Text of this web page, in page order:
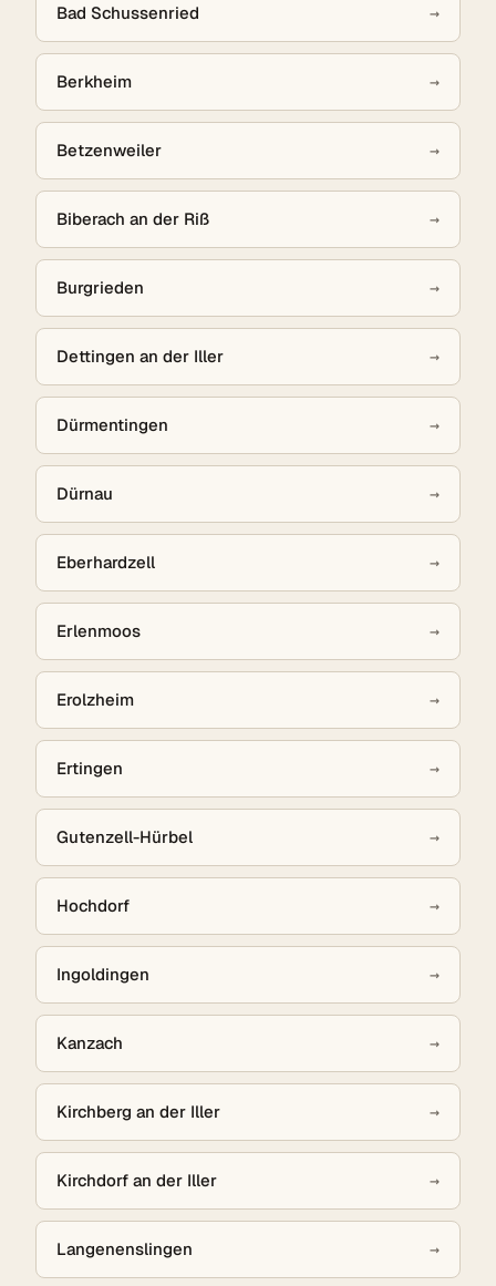
Bad Schussenried →
Berkheim →
Betzenweiler →
Biberach an der Riß →
Burgrieden →
Dettingen an der Iller →
Dürmentingen →
Dürnau →
Eberhardzell →
Erlenmoos →
Erolzheim →
Ertingen →
Gutenzell-Hürbel →
Hochdorf →
Ingoldingen →
Kanzach →
Kirchberg an der Iller →
Kirchdorf an der Iller →
Langenenslingen →